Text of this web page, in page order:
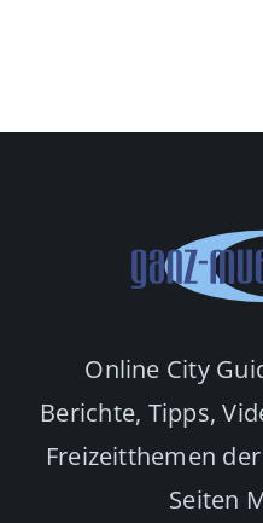
Online City
Berichte, Tipps,
Freizeitthemen
Seiten